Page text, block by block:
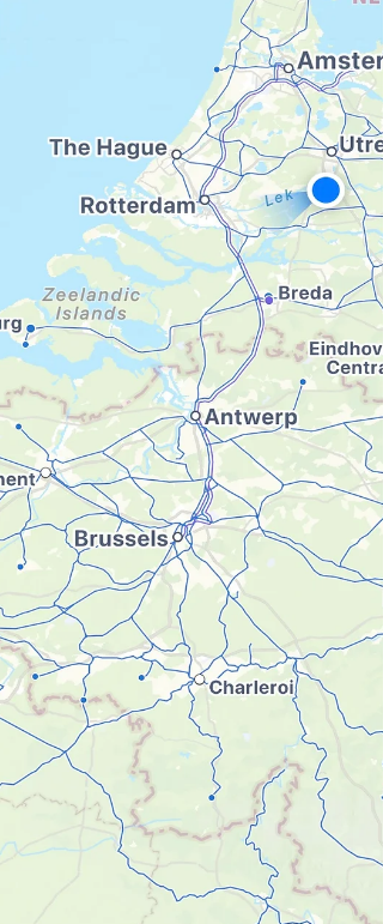
relaxa sem pedir desculpas, da pele que
lembra quem ela é quando não precisa